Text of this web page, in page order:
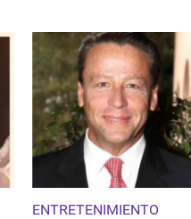
ENTRETENIMIENTO